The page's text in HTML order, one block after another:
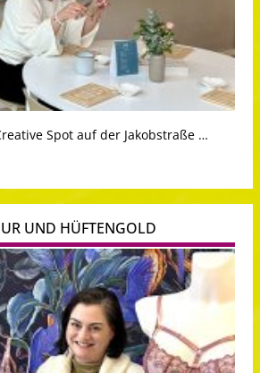
Spot auf der Jakobstraße …
UND HÜFTENGOLD